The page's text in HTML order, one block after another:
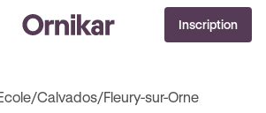
OFFRE EXCLUSIVE
JUSQU’À 170€ OFFERTS AVEC
J'EN PROFITE !
Inscription
/Calvados/Fleury-sur-Orne